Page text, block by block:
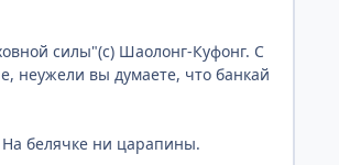
силы"(с) Шаолонг-Куфонг. С
неужели вы думаете, что банкай
белячке ни царапины.